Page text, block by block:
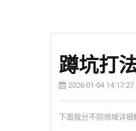
蹲坑打
2026-01-04 14:17:27
下面我分不同领域详细